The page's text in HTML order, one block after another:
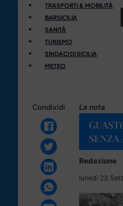
TRASPORTI & MOBILITÀ
BARSICILIA
SANITÀ
TURISMO
SINDACI DI SICILIA
METEO
Condividi La nota
SENZA
Redazione
lunedì 23